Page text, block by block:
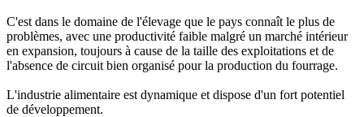
C'est dans le domaine de l'élevage que le pays connaît le plus de
problèmes, avec une productivité faible malgré un marché intérieur
en expansion, toujours à cause de la taille des exploitations et de
l'absence de circuit bien organisé pour la production du fourrage.
L'industrie alimentaire est dynamique et dispose d'un fort potentiel
de développement.